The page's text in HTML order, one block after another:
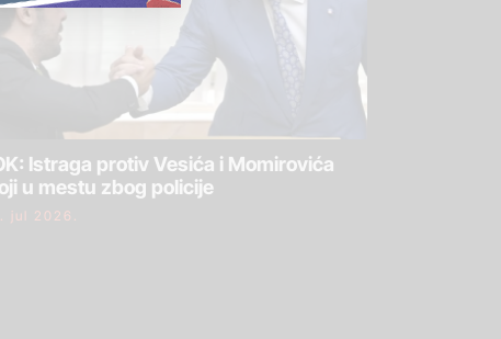
Istraga protiv Vesića i Momirovića
u mestu zbog policije
jul 2026.